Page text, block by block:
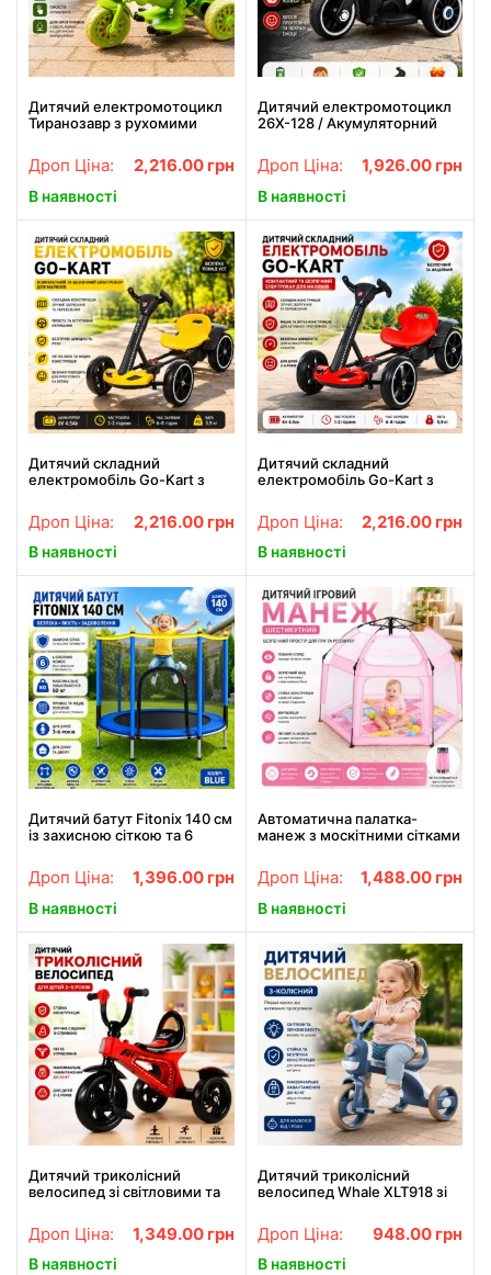
Дитячий електромотоцикл
Тиранозавр з рухомими
звуковими ефектами /
Триколісний електромобіль
«Динозавр»
Дроп Ціна: 2,216.00 грн
В наявності
Дитячий електромотоцикл
26X-128 / Акумуляторний
Дроп Ціна: 1,926.00 грн
В наявності
Дитячий складний
електромобіль Go-Kart з
електрокар Жовтий
Дроп Ціна: 2,216.00 грн
В наявності
Дитячий складний
електромобіль Go-Kart з
електрокар Червоний
Дроп Ціна: 2,216.00 грн
В наявності
Дитячий батут Fitonix 140 см
із захисною сіткою та 6
Дроп Ціна: 1,396.00 грн
В наявності
Автоматична палатка-
манеж з москітними сітками
та дому 146х127х110 см
Рожевий
Дроп Ціна: 1,488.00 грн
В наявності
Дитячий триколісний
велосипед зі світловими та
червоний 26X-52 / Дитячий
велосипед з педалями
Дроп Ціна: 1,349.00 грн
В наявності
Дитячий триколісний
велосипед Whale XLT918 зі
ефектами до 40 кг Синій
26X-54
Дроп Ціна: 948.00 грн
В наявності